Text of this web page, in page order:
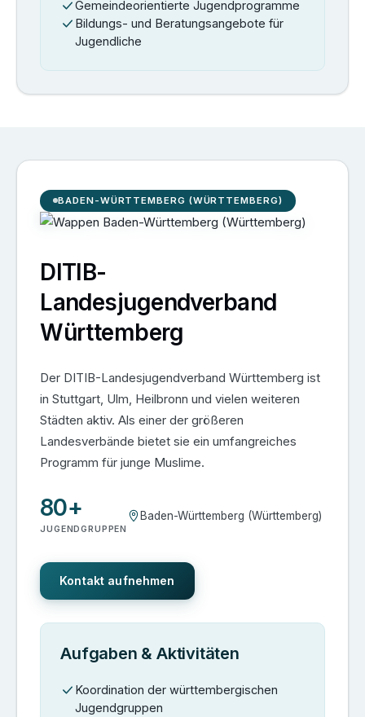
Gemeindeorientierte Jugendprogramme
Bildungs- und Beratungsangebote für
Jugendliche
BADEN-WÜRTTEMBERG (WÜRTTEMBERG)
DITIB-
Landesjugendverband
Württemberg
Der DITIB-Landesjugendverband Württemberg ist
in Stuttgart, Ulm, Heilbronn und vielen weiteren
Städten aktiv. Als einer der größeren
Landesverbände bietet sie ein umfangreiches
Programm für junge Muslime.
80+
JUGENDGRUPPEN
Baden-Württemberg (Württemberg)
Kontakt aufnehmen
Aufgaben & Aktivitäten
Koordination der württembergischen
Jugendgruppen